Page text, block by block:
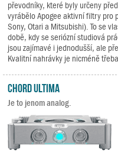
převodníky, které byly určeny
vyrábělo Apogee aktivní filtry pro
Sony, Otari a Mitsubishi). To se
době, kdy se seriózní studiová
jsou zajímavé i jednodušší, ale
Kvalitní nahrávky je nicméně
Chord Ultima
Je to jenom analog.